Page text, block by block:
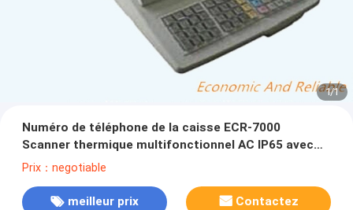
1/1
Numéro de téléphone de la caisse ECR-7000
Scanner thermique multifonctionnel AC IP65 avec
écran LCD RS232 60000 PLUS
Prix：negotiable
meilleur prix Contactez